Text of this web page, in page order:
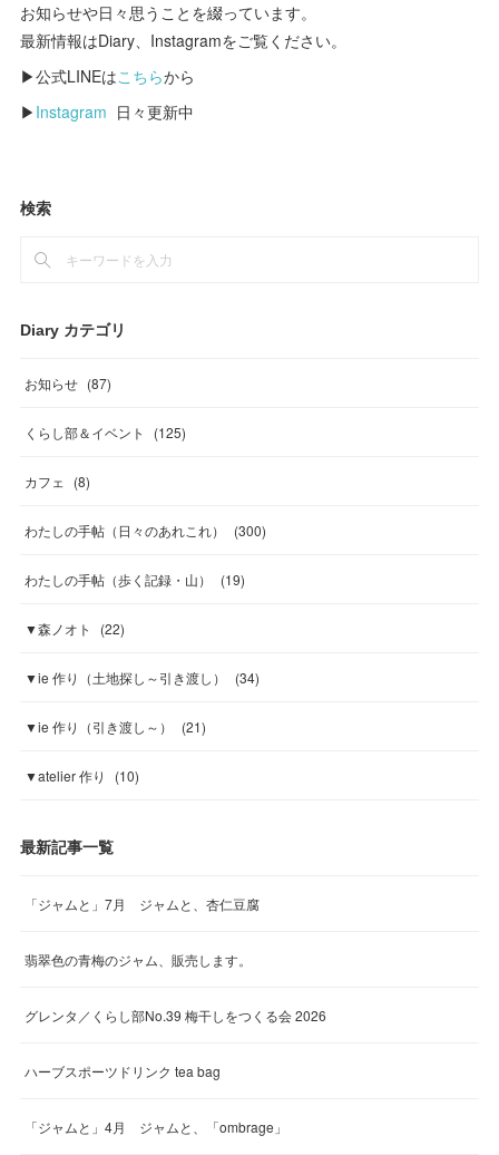
お知らせや日々思うことを綴っています。
最新情報はDiary、Instagramをご覧ください。
▶公式LINEはこちらから
▶ Instagram 日々更新中
検索
Diary カテゴリ
お知らせ (87)
くらし部＆イベント (125)
カフェ (8)
わたしの手帖（日々のあれこれ） (300)
わたしの手帖（歩く記録・山） (19)
▼森ノオト (22)
▼ie 作り（土地探し～引き渡し） (34)
▼ie 作り（引き渡し～） (21)
▼atelier 作り (10)
最新記事一覧
「ジャムと」7月 ジャムと、杏仁豆腐
翡翠色の青梅のジャム、販売します。
グレンタ／くらし部No.39 梅干しをつくる会 2026
ハーブスポーツドリンク tea bag
「ジャムと」4月 ジャムと、「ombrage」